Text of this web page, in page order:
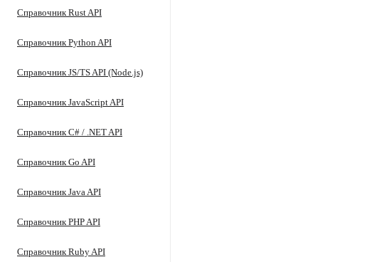
Справочник Rust API
Справочник Python API
Справочник JS/TS API (Node.js)
Справочник JavaScript API
Справочник C# / .NET API
Справочник Go API
Справочник Java API
Справочник PHP API
Справочник Ruby API